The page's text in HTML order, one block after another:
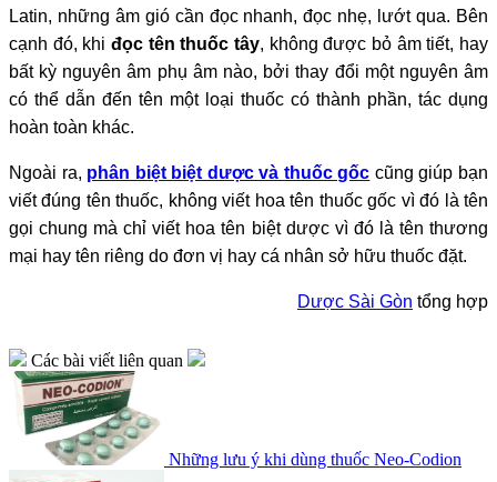
Latin, những âm gió cần đọc nhanh, đọc nhẹ, lướt qua. Bên
cạnh đó, khi đọc tên thuốc tây, không được bỏ âm tiết, hay
bất kỳ nguyên âm phụ âm nào, bởi thay đổi một nguyên âm
có thể dẫn đến tên một loại thuốc có thành phần, tác dụng
hoàn toàn khác.
Ngoài ra, phân biệt biệt dược và thuốc gốc cũng giúp bạn
viết đúng tên thuốc, không viết hoa tên thuốc gốc vì đó là tên
gọi chung mà chỉ viết hoa tên biệt dược vì đó là tên thương
mại hay tên riêng do đơn vị hay cá nhân sở hữu thuốc đặt.
Dược Sài Gòn tổng hợp
Các bài viết liên quan
Những lưu ý khi dùng thuốc Neo-Codion